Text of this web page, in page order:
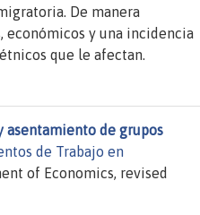
De manera
económicos y una incidencia
que le afectan.
de grupos
de Trabajo en
of Economics, revised